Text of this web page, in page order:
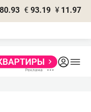
80.93 € 93.19 ¥ 11.97